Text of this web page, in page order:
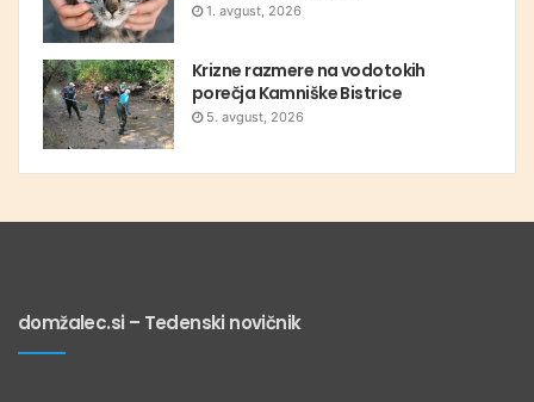
1. avgust, 2026
Krizne razmere na vodotokih
porečja Kamniške Bistrice
5. avgust, 2026
domžalec.si – Tedenski novičnik